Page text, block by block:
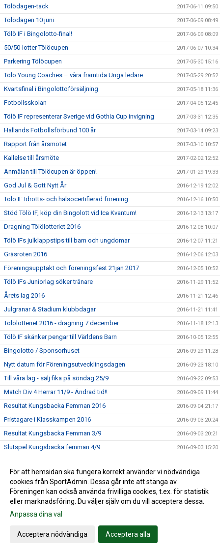
Tölödagen-tack 2017-06-11 09:50
Tölödagen 10 juni 2017-06-09 08:49
Tölö IF i Bingolotto-final! 2017-06-09 08:09
50/50-lotter Tölöcupen 2017-06-07 10:34
Parkering Tölöcupen 2017-05-30 15:16
Tölö Young Coaches – våra framtida Unga ledare 2017-05-29 20:52
Kvartsfinal i Bingolottoförsäljning 2017-05-18 11:36
Fotbollsskolan 2017-04-05 12:45
Tölö IF representerar Sverige vid Gothia Cup invigning 2017-03-31 12:35
Hallands Fotbollsförbund 100 år 2017-03-14 09:23
Rapport från årsmötet 2017-03-10 10:57
Kallelse till årsmöte 2017-02-02 12:52
Anmälan till Tölöcupen är öppen! 2017-01-29 19:33
God Jul & Gott Nytt År 2016-12-19 12:02
Tölö IF Idrotts- och hälsocertifierad förening 2016-12-16 10:50
Stöd Tölö IF, köp din Bingolott vid Ica Kvantum! 2016-12-13 13:17
Dragning Tölölotteriet 2016 2016-12-08 10:07
Tölö IFs julklappstips till barn och ungdomar 2016-12-07 11:21
Gräsroten 2016 2016-12-06 12:03
Föreningsupptakt och föreningsfest 21jan 2017 2016-12-05 10:52
Tölö IFs Juniorlag söker tränare 2016-11-29 11:52
Årets lag 2016 2016-11-21 12:46
Julgranar & Stadium klubbdagar 2016-11-21 11:41
Tölölotteriet 2016 - dragning 7 december 2016-11-18 12:13
Tölö IF skänker pengar till Världens Barn 2016-10-05 12:55
Bingolotto / Sponsorhuset 2016-09-29 11:28
Nytt datum för Föreningsutvecklingsdagen 2016-09-23 18:10
Till våra lag - sälj fika på söndag 25/9 2016-09-22 09:53
Match Div 4 Herrar 11/9 - Ändrad tid!! 2016-09-09 11:44
Resultat Kungsbacka Femman 2016 2016-09-04 21:17
Pristagare i Klasskampen 2016 2016-09-03 20:24
Resultat Kungsbacka Femman 3/9 2016-09-03 20:21
Slutspel Kungsbacka femman 4/9 2016-09-03 15:20
Kungsbackafemman 3-4/9 2016-08-10 10:45
Fotbollsskolan 2016-08-10 10:41
Trevlig sommar önskar Tölö IF 2016-06-28 14:06
Lyckat midsommarfirande på Hamravallen
Parkeringsproblem Tölöcupen
Tölö IF i semifinal i bingolottsförsäljning
För att hemsidan ska fungera korrekt använder vi nödvändiga
cookies från SportAdmin. Dessa går inte att stänga av.
Föreningen kan också använda frivilliga cookies, t.ex. för statistik
eller marknadsföring. Du väljer själv om du vill acceptera dessa.
Anpassa dina val
Acceptera nödvändiga Acceptera alla